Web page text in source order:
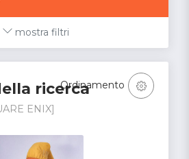
mostra filtri
ricerca
ENIX]
Ordinamento